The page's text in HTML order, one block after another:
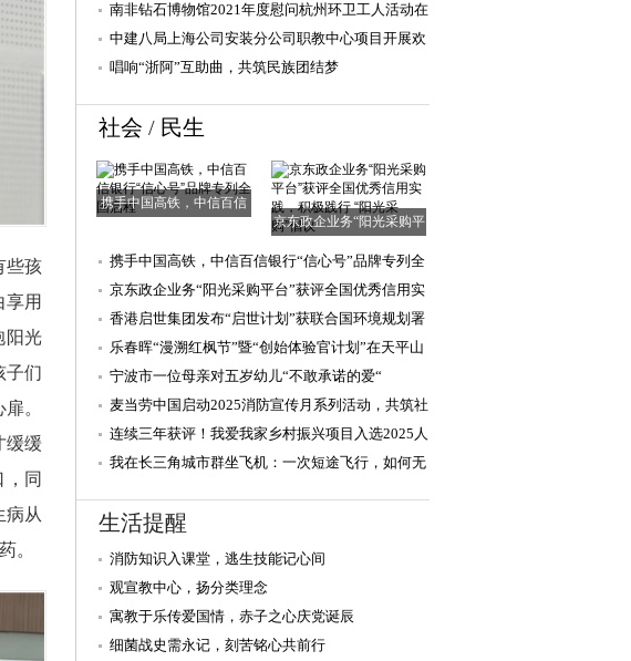
些孩
用
阳光
子们
。
缓缓
同
病从
。
关爱探访、幸
南非钻石博物馆2021年度慰问杭州环卫工人活动在
杭顺利举行
中建八局上海公司安装分公司职教中心项目开展欢
度中秋活动
唱响“浙阿”互助曲，共筑民族团结梦
社会 / 民生
携手中国高铁，中信百信
京东政企业务“阳光采购平
携手中国高铁，中信百信银行“信心号”品牌专列全
国启程
京东政企业务“阳光采购平台”获评全国优秀信用实
践，积极践行
香港启世集团发布“启世计划”获联合国环境规划署
高度认可
乐春晖“漫溯红枫节”暨“创始体验官计划”在天平山
盛大启幕
宁波市一位母亲对五岁幼儿“不敢承诺的爱“
麦当劳中国启动2025消防宣传月系列活动，共筑社
区安全防线
连续三年获评！我爱我家乡村振兴项目入选2025人
民企业社会责任
我在长三角城市群坐飞机：一次短途飞行，如何无
生活提醒
消防知识入课堂，逃生技能记心间
观宣教中心，扬分类理念
寓教于乐传爱国情，赤子之心庆党诞辰
细菌战史需永记，刻苦铭心共前行